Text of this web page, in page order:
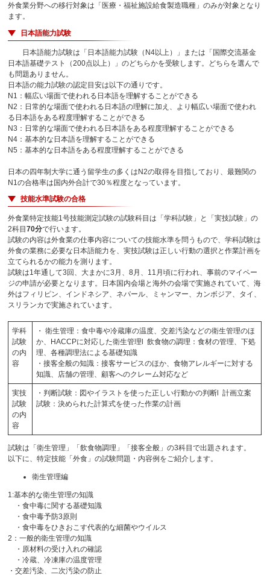
外食業分野への移行対象は「医療・福祉施設給食製造職種」のみが対象となり
ます。
日本語能力試験
日本語能力試験は「日本語能力試験（N4以上）」または「国際交流基金
日本語基礎テスト（200点以上）」のどちらかを受験します。どちらを選んで
も問題ありません。
日本語の能力試験の認定目安は以下の通りです。
N1：幅広い場面で使われる日本語を理解することができる
N2：日常的な場面で使われる日本語の理解に加え、より幅広い場面で使われ
る日本語をある程度理解することができる
N3：日常的な場面で使われる日本語をある程度理解することができる
N4：基本的な日本語を理解することができる
N5：基本的な日本語をある程度理解することができる
日本の四年制大学に通う留学生の多くはN2の取得を目指しており、最難関の
N1の合格率は国内外合計で30％程度となっています。
技能水準試験の合格
外食業特定技能1号技能測定試験の試験科目は「学科試験」と「実技試験」の
2科目70分で行います。
試験の内容は外食業の仕事内容についての技能水準を問うもので、学科試験は
外食の業務に必要な日本語能力を、実技試験は正しい行動の選択と作業計画を
立てられるかの能力を測ります。
試験は1年通して3回、大まかに3月、8月、11月頃に行われ、事前のマイペー
ジの申請が必要となります。日本国内会場と海外の会場で実施されていて、海
外はフィリピン、インドネシア、ネパール、ミャンマー、カンボジア、タイ、
スリランカで実施されています。
学科
試験
の内
容
・ 衛生管理：食中毒や冷蔵庫の温度、交差汚染などの衛生管理のほ
か、HACCPに対応した衛生管理l 飲食物の調理：食材の管理、下処
理、各種調理法による基礎知識
・接客全般の知識：接客サービスのほか、食物アレルギーに対する
知識、店舗の管理、顧客へのクレーム対応など
実技
試験
の内
容
・判断試験：図やイラストを使った正しい行動かの判断l 計画立案
試験：決められた計算式を使った作業の計画
試験は「衛生管理」「飲食物調理」「接客全般」の3科目で出題されます。
以下に、特定技能「外食」の試験問題・内容例をご紹介します。
衛生管理編
1:基本的な衛生管理の知識
・食中毒に関する基礎知識
・食中毒予防3原則
・食中毒をひきおこす代表的な細菌やウイルス
2：一般的衛生管理の知識
・原材料の受け入れの確認
・冷蔵、冷凍庫の温度管理
・交差汚染、二次汚染の防止